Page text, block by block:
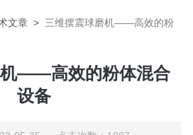
文章 > 三维摆震球磨机——高效的粉
机——高效的粉体混合
设备